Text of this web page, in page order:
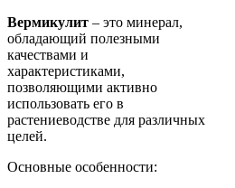
Вермикулит – это минерал,
обладающий полезными
качествами и
характеристиками,
позволяющими активно
использовать его в
растениеводстве для различных
целей.
Основные особенности: